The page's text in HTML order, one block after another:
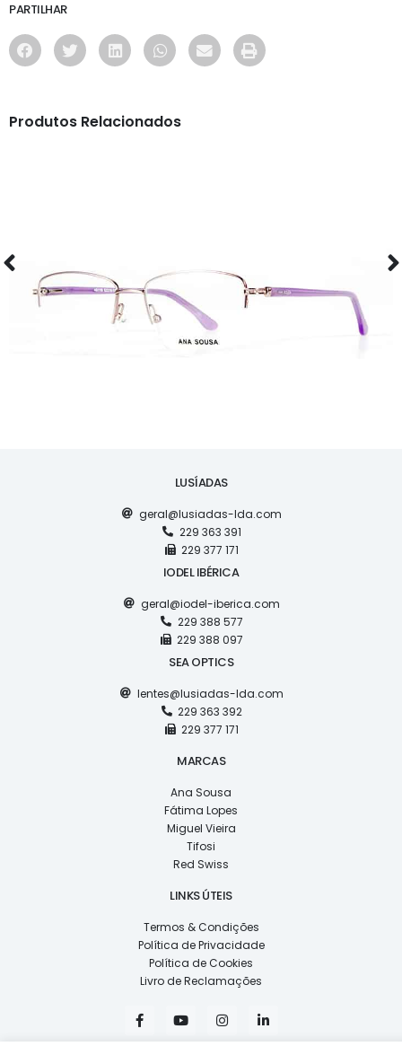
PARTILHAR
Produtos Relacionados
LUSÍADAS
geral@lusiadas-lda.com
229 363 391
229 377 171
IODEL IBÉRICA
geral@iodel-iberica.com
229 388 577
229 388 097
SEA OPTICS
lentes@lusiadas-lda.com
229 363 392
229 377 171
MARCAS
Ana Sousa
Fátima Lopes
Miguel Vieira
Tifosi
Red Swiss
LINKS ÚTEIS
Termos & Condições
Política de Privacidade
Política de Cookies
Livro de Reclamações
F
a
c
Y
o
u
I
n
s
i
n